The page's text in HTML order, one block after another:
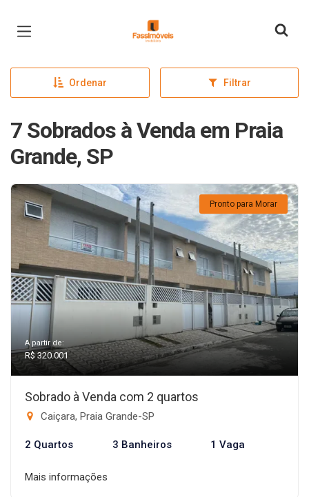
Página inicial
Ordenar Filtrar
7 Sobrados à Venda em Praia
Grande, SP
Pronto para Morar
A partir de:
R$ 320.001
Sobrado à Venda com 2 quartos
Caiçara, Praia Grande-SP
2 Quartos 3 Banheiros 1 Vaga
Mais informações